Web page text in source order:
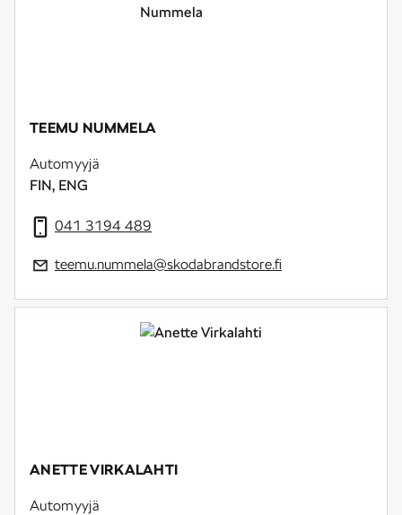
TEEMU NUMMELA
Automyyjä
FIN, ENG
041 3194 489
teemu.nummela@skodabrandstore.fi
ANETTE VIRKALAHTI
Automyyjä